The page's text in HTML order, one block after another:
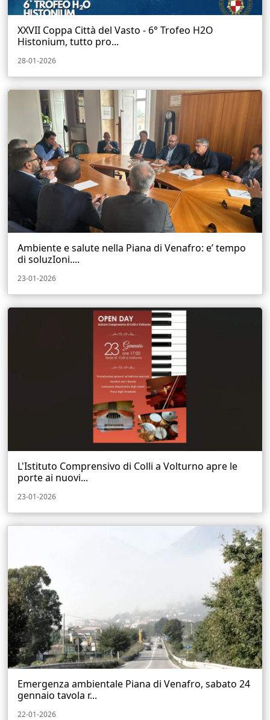
XXVII Coppa Città del Vasto - 6° Trofeo H2O
Histonium, tutto pro...
28-01-2026
Ambiente e salute nella Piana di Venafro: e’ tempo
di soluzIoni....
23-01-2026
L'Istituto Comprensivo di Colli a Volturno apre le
porte ai nuovi...
23-01-2026
Emergenza ambientale Piana di Venafro, sabato 24
gennaio tavola r...
22-01-2026